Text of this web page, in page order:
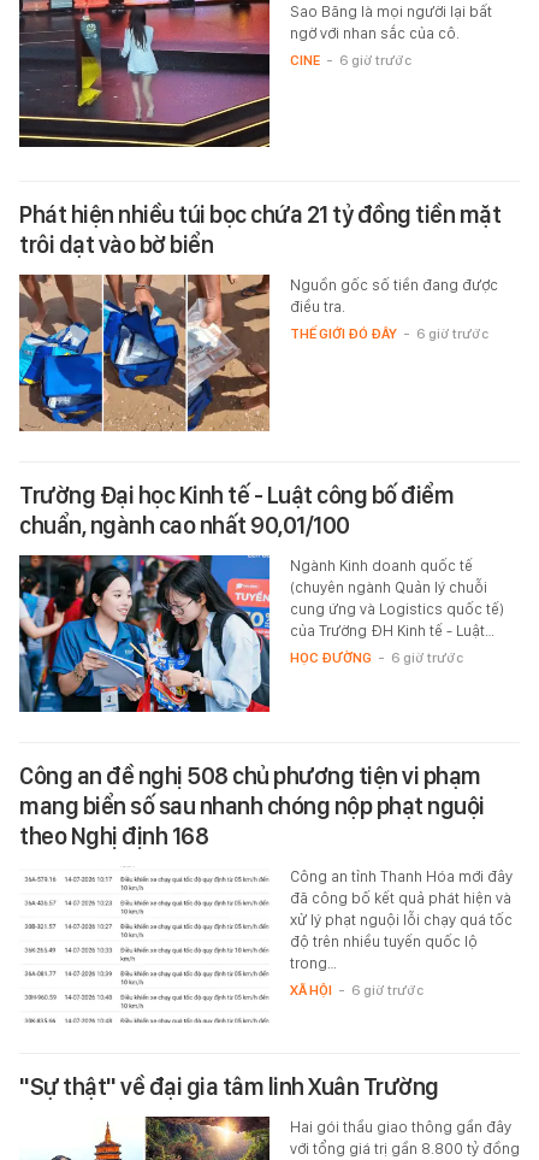
Sao Băng là mọi người lại bất
ngờ với nhan sắc của cô.
CINE - 6 giờ trước
Phát hiện nhiều túi bọc chứa 21 tỷ đồng tiền mặt
trôi dạt vào bờ biển
Nguồn gốc số tiền đang được
điều tra.
THẾ GIỚI ĐÓ ĐÂY - 6 giờ trước
Trường Đại học Kinh tế - Luật công bố điểm
chuẩn, ngành cao nhất 90,01/100
Ngành Kinh doanh quốc tế
(chuyên ngành Quản lý chuỗi
cung ứng và Logistics quốc tế)
của Trường ĐH Kinh tế - Luật…
HỌC ĐƯỜNG - 6 giờ trước
Công an đề nghị 508 chủ phương tiện vi phạm
mang biển số sau nhanh chóng nộp phạt nguội
theo Nghị định 168
Công an tỉnh Thanh Hóa mới đây
đã công bố kết quả phát hiện và
xử lý phạt nguội lỗi chạy quá tốc
độ trên nhiều tuyến quốc lộ
trong…
XÃ HỘI - 6 giờ trước
"Sự thật" về đại gia tâm linh Xuân Trường
Hai gói thầu giao thông gần đây
với tổng giá trị gần 8.800 tỷ đồng